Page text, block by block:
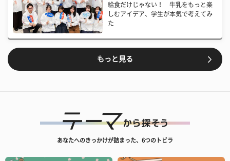
給食だけじゃない！ 牛乳をもっと楽
しむアイデア、学生が本気で考えてみ
た
もっと見る
あなたへのきっかけが詰まった、6つのトビラ